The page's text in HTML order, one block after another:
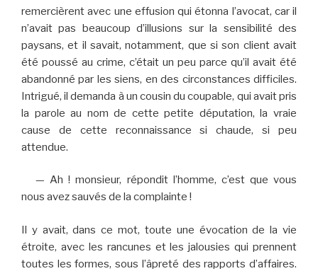
remercièrent avec une effusion qui étonna l’avocat, car il
n’avait pas beaucoup d’illusions sur la sensibilité des
paysans, et il savait, notamment, que si son client avait
été poussé au crime, c’était un peu parce qu’il avait été
abandonné par les siens, en des circonstances difficiles.
Intrigué, il demanda à un cousin du coupable, qui avait pris
la parole au nom de cette petite députation, la vraie
cause de cette reconnaissance si chaude, si peu
attendue.
—Ah ! monsieur, répondit l’homme, c’est que vous
nous avez sauvés de la complainte !
Il y avait, dans ce mot, toute une évocation de la vie
étroite, avec les rancunes et les jalousies qui prennent
toutes les formes, sous l’âpreté des rapports d’affaires.